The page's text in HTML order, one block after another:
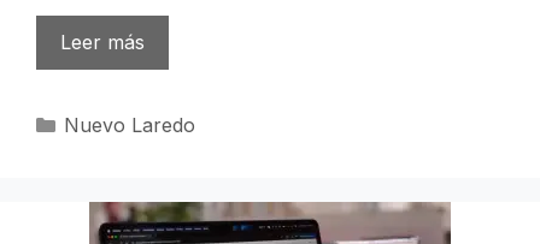
Leer más
Categorías
Nuevo Laredo